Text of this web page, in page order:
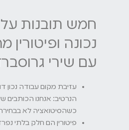
חמש תובנות
נכונה ופיטורין
עם שירי
עזיבת מקום עבודה נכון
הנרטיב: אנחנו הכותבים
כשהסיטואציה לא
פיטורין הם חלק בלתי